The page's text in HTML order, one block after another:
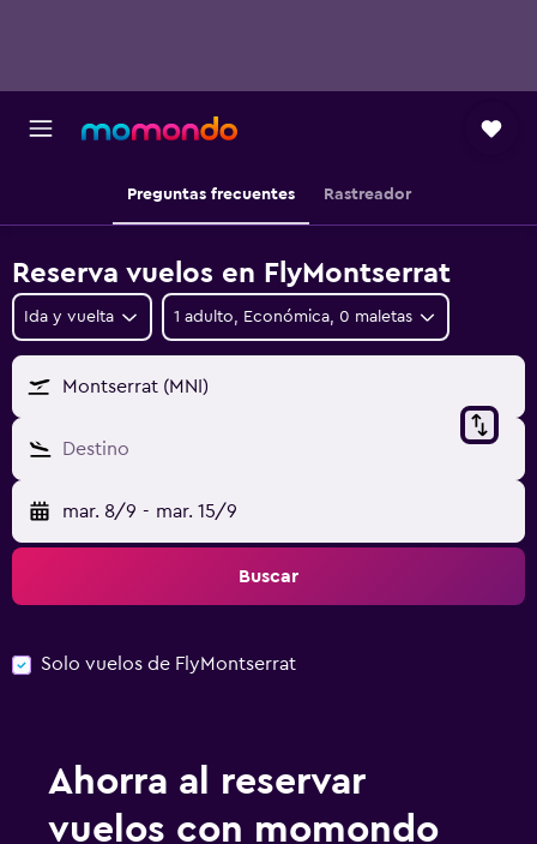
Preguntas frecuentes Rastreador
Reserva vuelos en FlyMontserrat
Ida y vuelta 1 adulto, Económica, 0 maletas
Montserrat (MNI)
Destino
mar. 8/9 - mar. 15/9
Buscar
Solo vuelos de FlyMontserrat
Ahorra al reservar
vuelos con momondo